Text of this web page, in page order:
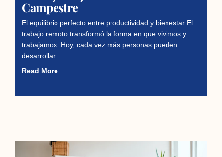
Campestre
El equilibrio perfecto entre productividad y bienestar El
trabajo remoto transformó la forma en que vivimos y
trabajamos. Hoy, cada vez más personas pueden
desarrollar
Read More